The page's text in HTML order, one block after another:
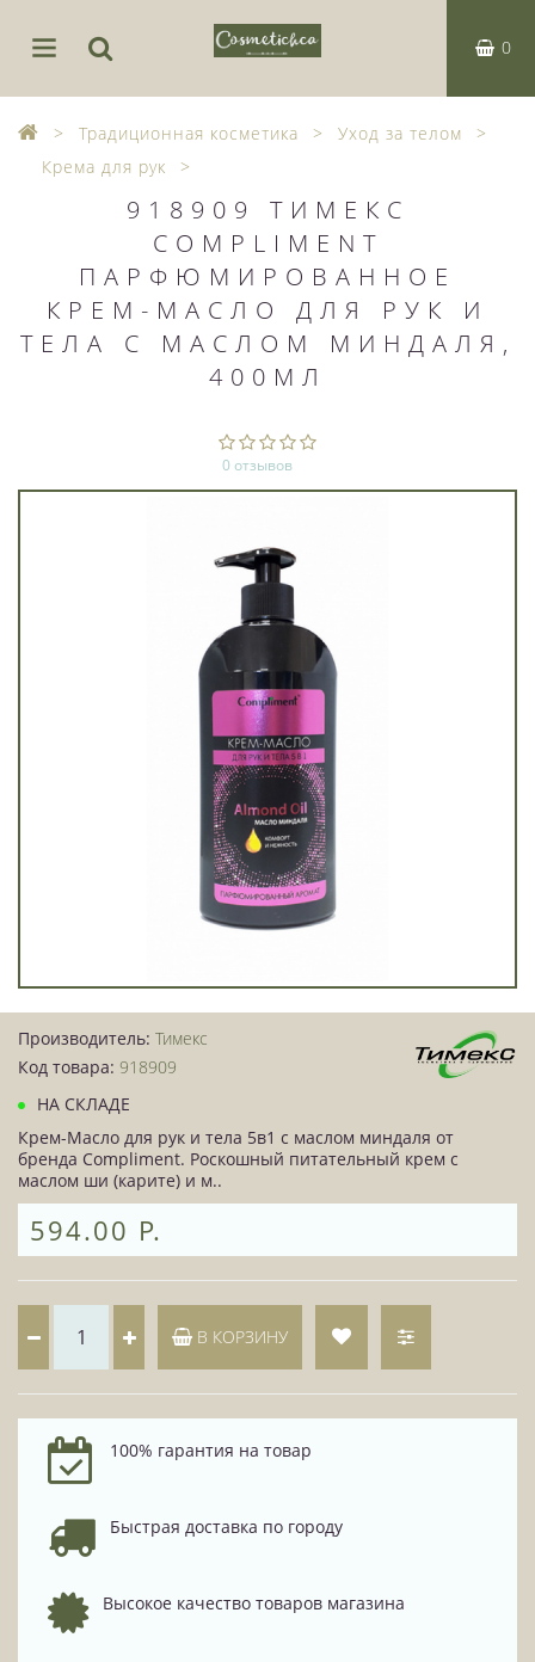
0
Традиционная косметика
Уход за телом
Крема для рук
918909 ТИМЕКС
COMPLIMENT
ПАРФЮМИРОВАННОЕ
КРЕМ-МАСЛО ДЛЯ РУК И
ТЕЛА С МАСЛОМ МИНДАЛЯ,
400МЛ
0 отзывов
Производитель: Тимекс
Код товара: 918909
НА СКЛАДЕ
Крем-Масло для рук и тела 5в1 с маслом миндаля от
бренда Compliment. Роскошный питательный крем с
маслом ши (карите) и м..
594.00 Р.
В КОРЗИНУ
100% гарантия на товар
Быстрая доставка по городу
Высокое качество товаров магазина